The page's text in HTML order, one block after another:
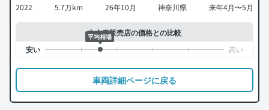
2022 5.7万km 26年10月 神奈川県 来年4月〜5月
中古車販売店の価格との比較
平均相場
車両詳細ページに戻る